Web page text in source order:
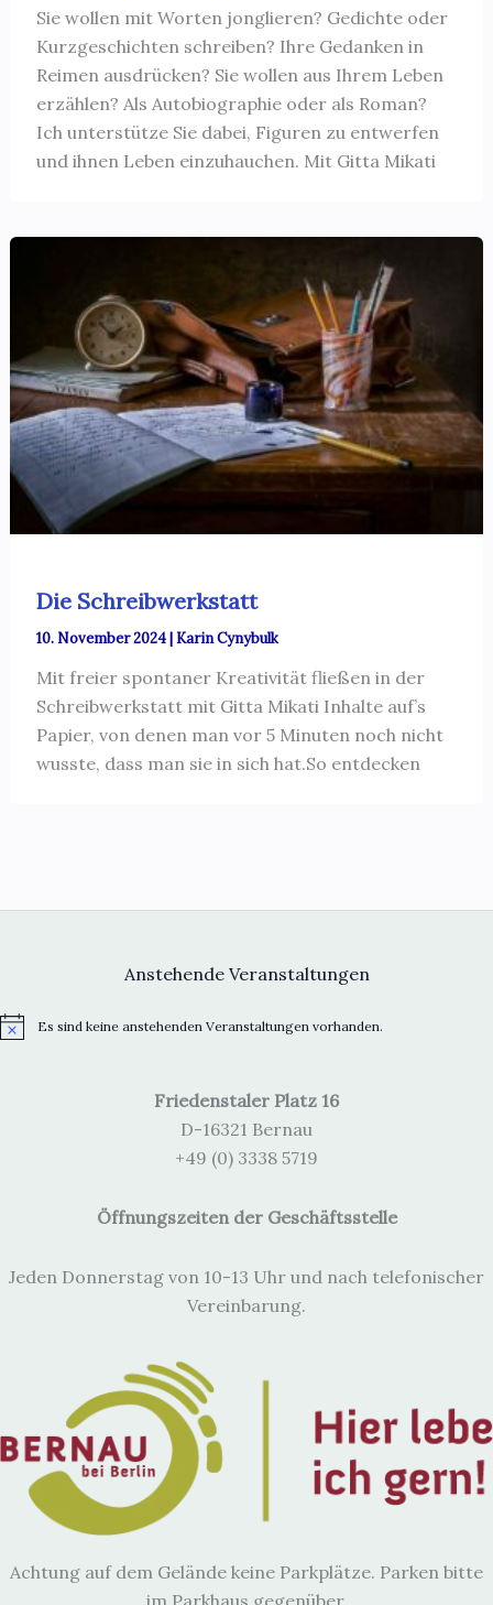
Sie wollen mit Worten jonglieren? Gedichte oder
Kurzgeschichten schreiben? Ihre Gedanken in
Reimen ausdrücken? Sie wollen aus Ihrem Leben
erzählen? Als Autobiographie oder als Roman?
Ich unterstütze Sie dabei, Figuren zu entwerfen
und ihnen Leben einzuhauchen. Mit Gitta Mikati
Die Schreibwerkstatt
10. November 2024|Karin Cynybulk
Mit freier spontaner Kreativität fließen in der
Schreibwerkstatt mit Gitta Mikati Inhalte auf’s
Papier, von denen man vor 5 Minuten noch nicht
wusste, dass man sie in sich hat.So entdecken
Anstehende Veranstaltungen
H
Es sind keine anstehenden Veranstaltungen vorhanden.
Friedenstaler Platz 16
D-16321 Bernau
+49 (0) 3338 5719
Öffnungszeiten der Geschäftsstelle
Jeden Donnerstag von 10-13 Uhr und nach telefonischer
Vereinbarung.
Achtung auf dem Gelände keine Parkplätze. Parken bitte
im Parkhaus gegenüber.